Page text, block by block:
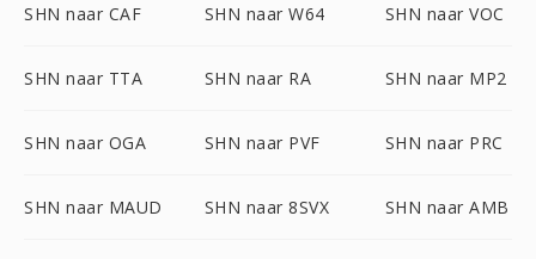
SHN naar CAF SHN naar W64 SHN naar VOC
SHN naar TTA SHN naar RA SHN naar MP2
SHN naar OGA SHN naar PVF SHN naar PRC
SHN naar MAUD SHN naar 8SVX SHN naar AMB